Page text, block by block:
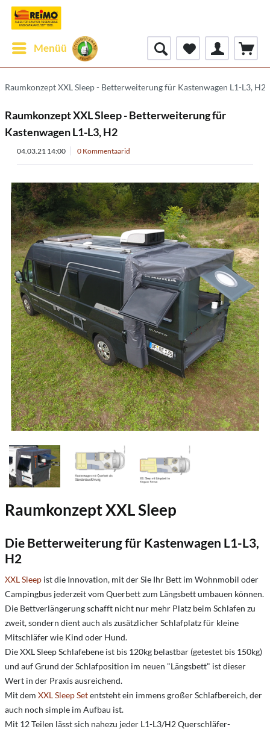
Menüü
Raumkonzept XXL Sleep - Betterweiterung für Kastenwagen L1-L3, H2
Raumkonzept XXL Sleep - Betterweiterung für
Kastenwagen L1-L3, H2
04.03.21 14:00 0 Kommentaarid
Raumkonzept XXL Sleep
Die Betterweiterung für Kastenwagen L1-L3,
H2
XXL Sleep ist die Innovation, mit der Sie Ihr Bett im Wohnmobil oder
Campingbus jederzeit vom Querbett zum Längsbett umbauen können.
Die Bettverlängerung schafft nicht nur mehr Platz beim Schlafen zu
zweit, sondern dient auch als zusätzlicher Schlafplatz für kleine
Mitschläfer wie Kind oder Hund.
Die XXL Sleep Schlafebene ist bis 120kg belastbar (getestet bis 150kg)
und auf Grund der Schlafposition im neuen "Längsbett" ist dieser
Wert in der Praxis ausreichend.
Mit dem XXL Sleep Setentsteht ein immens großer Schlafbereich, der
auch noch simple im Aufbau ist.
Mit 12 Teilen lässt sich nahezu jeder L1-L3/H2 Querschläfer-